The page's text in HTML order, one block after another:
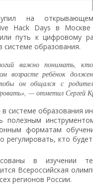
на
Hack Days в
путь к цифровому
системе образования.
важно понимать,
возрасте ребёнок
он общался с
— отметил Сергей
системе образования
полезным
форматам
кто
в изучении
Всероссийская
регионов России.